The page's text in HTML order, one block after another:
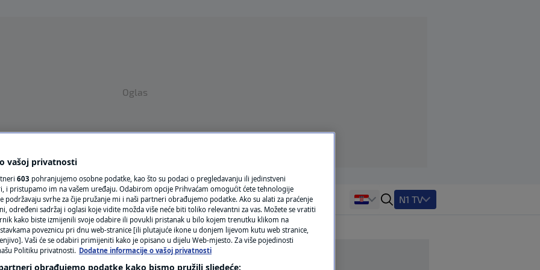
Oglas
VRIJEME
N1 TEME
REGIJA
N1 TV
vašoj privatnosti
603 pohranjujemo osobne podatke, kao što su podaci o pregledavanju ili jedinstveni
i pristupamo im na vašem uređaju. Odabirom opcije Prihvaćam omogućit ćete tehnologije
podržavaju svrhe za čije pružanje mi i naši partneri obrađujemo podatke. Ako su alati za praćenje
određeni sadržaj i oglasi koje vidite možda više neće biti toliko relevantni za vas. Možete se vratiti
kako biste izmijenili svoje odabire ili povukli pristanak u bilo kojem trenutku klikom na
poveznicu pri dnu web-stranice [ili plutajuće ikone u donjem lijevom kutu web stranice,
Vaši će se odabiri primijeniti kako je opisano u dijelu Web-mjesto. Za više pojedinosti
Politiku privatnosti. Dodatne informacije o vašoj privatnosti
obrađujemo podatke kako bismo pružili sljedeće: